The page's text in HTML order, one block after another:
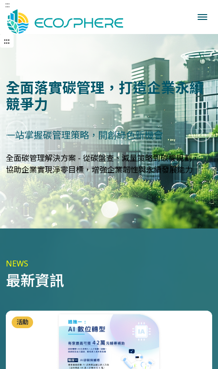
跳
到
中
內
:::
:::
全面落實碳管理，打造企業永續
競爭力
一站掌握碳管理策略，開創綠色新機會
全面碳管理解決方案 - 從碳盤查、減量策略到碳權規劃，
協助企業實現淨零目標，增強企業韌性與永續發展能力
建立企業永續發展藍圖
打造符合國際標準的永續報告與指標體系
永續報告與ESG評估服務 - 精準分析永續績效，規劃符合
GRI、
SASB等國際標準的報告策略，提升企業永續價值與形象
上一張 下一
NEWS
最新資訊
活動